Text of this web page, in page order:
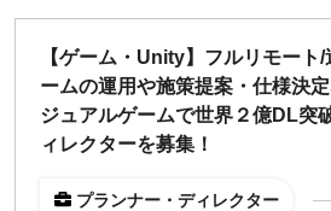
【ゲーム・Unity】フルリモート
ームの運用や施策提案・仕様決
ジュアルゲームで世界２億DL突
ィレクターを募集！
プランナー・ディレクター